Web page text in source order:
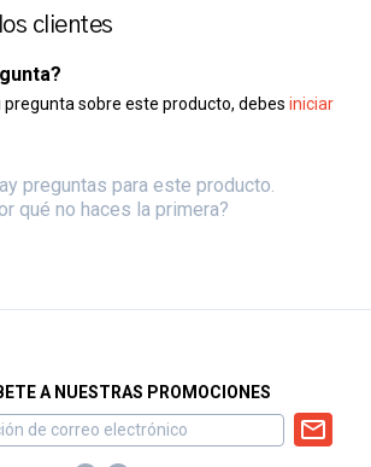
clientes
pregunta sobre este producto, debes iniciar
preguntas para este producto.
qué no haces la primera?
A NUESTRAS PROMOCIONES